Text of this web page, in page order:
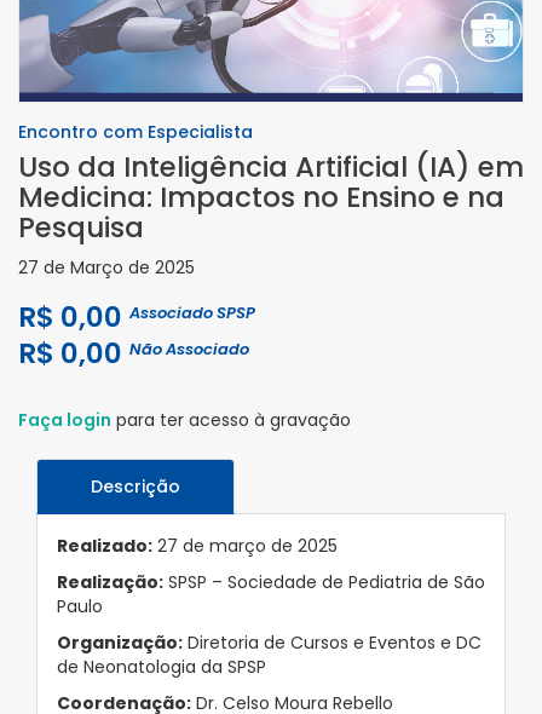
Encontro com Especialista
Uso da Inteligência Artificial (IA) em
Medicina: Impactos no Ensino e na
Pesquisa
27 de Março de 2025
Associado SPSP
R$ 0,00
Não Associado
R$ 0,00
Faça login para ter acesso à gravação
Descrição
Realizado: 27 de março de 2025
Realização: SPSP – Sociedade de Pediatria de São
Paulo
Organização: Diretoria de Cursos e Eventos e DC
de Neonatologia da SPSP
Coordenação: Dr. Celso Moura Rebello